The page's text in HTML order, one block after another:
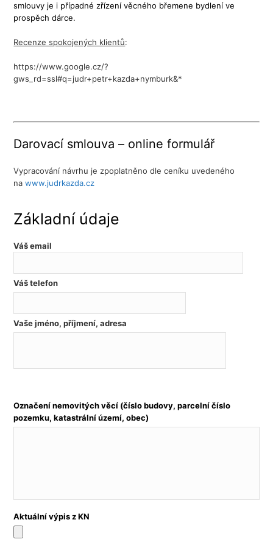
smlouvy je i případné zřízení věcného břemene bydlení ve
prospěch dárce.
Recenze spokojených klientů:
https://www.google.cz/?
gws_rd=ssl#q=judr+petr+kazda+nymburk&*
Darovací smlouva – online formulář
Vypracování návrhu je zpoplatněno dle ceníku uvedeného
nawww.judrkazda.cz
Základní údaje
Váš email
Váš telefon
Vaše jméno, příjmení, adresa
Označení nemovitých věcí (číslo budovy, parcelní číslo
pozemku, katastrální území, obec)
Aktuální výpis z KN